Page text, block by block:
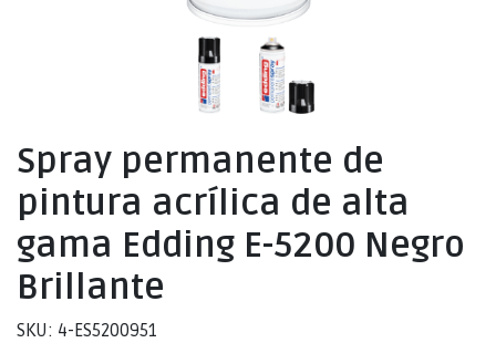
Spray permanente de
pintura acrílica de alta
gama Edding E-5200 Negro
Brillante
SKU: 4-ES5200951